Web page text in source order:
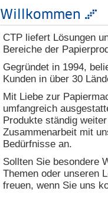
Willkommen
CTP liefert Lösungen
Bereiche der
Gegründet in 1994,
Kunden in über 30
Mit Liebe zur
umfangreich
Produkte ständig
Zusammenarbeit mit
Bedürfnisse an.
Sollten Sie besondere
Themen oder unseren
freuen, wenn Sie uns